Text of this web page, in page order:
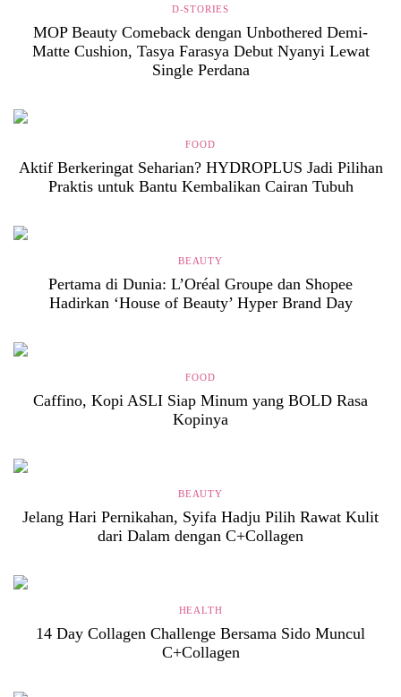
D-STORIES
MOP Beauty Comeback dengan Unbothered Demi-
Matte Cushion, Tasya Farasya Debut Nyanyi Lewat
Single Perdana
FOOD
Aktif Berkeringat Seharian? HYDROPLUS Jadi Pilihan
Praktis untuk Bantu Kembalikan Cairan Tubuh
BEAUTY
Pertama di Dunia: L’Oréal Groupe dan Shopee
Hadirkan ‘House of Beauty’ Hyper Brand Day
FOOD
Caffino, Kopi ASLI Siap Minum yang BOLD Rasa
Kopinya
BEAUTY
Jelang Hari Pernikahan, Syifa Hadju Pilih Rawat Kulit
dari Dalam dengan C+Collagen
HEALTH
14 Day Collagen Challenge Bersama Sido Muncul
C+Collagen